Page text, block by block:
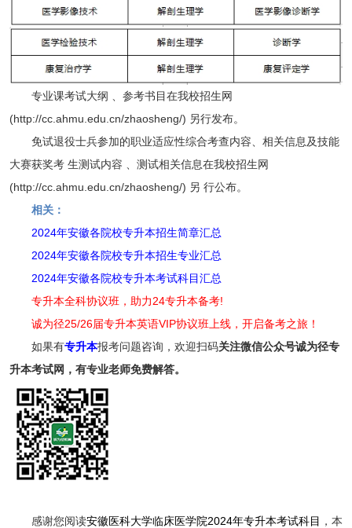
专业课考试大纲 、参考书目在我校招生网
(http://cc.ahmu.edu.cn/zhaosheng/) 另行发布。
免试退役士兵参加的职业适应性综合考查内容、相关信息及技能
大赛获奖考 生测试内容 、测试相关信息在我校招生网
(http://cc.ahmu.edu.cn/zhaosheng/) 另 行公布。
相关：
2024年安徽各院校专升本招生简章汇总
2024年安徽各院校专升本招生专业汇总
2024年安徽各院校专升本考试科目汇总
专升本全科协议班，助力24专升本备考!
诚为径25/26届专升本英语VIP协议班上线，开启备考之旅！
如果有专升本报考问题咨询，欢迎扫码关注微信公众号诚为径专
升本考试网，有专业老师免费解答。
感谢您阅读安徽医科大学临床医学院2024年专升本考试科目 ，本